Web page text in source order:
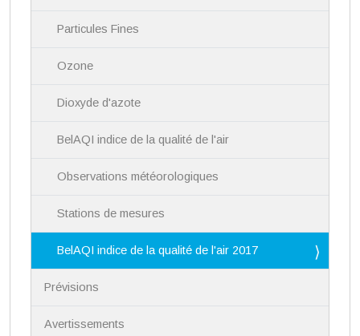
Particules Fines
Ozone
Dioxyde d'azote
BelAQI indice de la qualité de l'air
Observations météorologiques
Stations de mesures
BelAQI indice de la qualité de l'air 2017
Prévisions
Avertissements